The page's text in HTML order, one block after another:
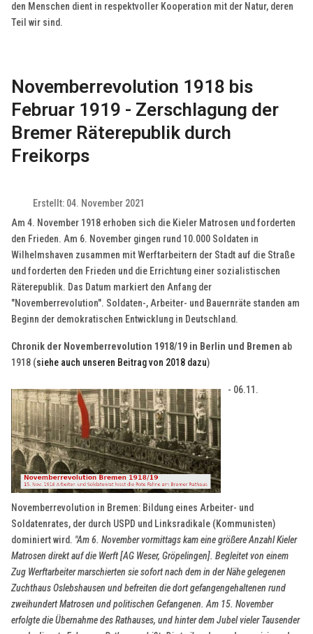
den Menschen dient in respektvoller Kooperation mit der Natur, deren
Teil wir sind.
Novemberrevolution 1918 bis
Februar 1919 - Zerschlagung der
Bremer Räterepublik durch
Freikorps
Erstellt: 04. November 2021
Am 4. November 1918 erhoben sich die Kieler Matrosen und forderten
den Frieden. Am 6. November gingen rund 10.000 Soldaten in
Wilhelmshaven zusammen mit Werftarbeitern der Stadt auf die Straße
und forderten den Frieden und die Errichtung einer sozialistischen
Räterepublik. Das Datum markiert den Anfang der
"Novemberrevolution". Soldaten-, Arbeiter- und Bauernräte standen am
Beginn der demokratischen Entwicklung in Deutschland.
Chronik der Novemberrevolution 1918/19 in Berlin und Bremen ab
1918 (siehe auch unseren Beitrag von 2018 dazu)
- 06.11.
Novemberrevolution in Bremen: Bildung eines Arbeiter- und
Soldatenrates, der durch USPD und Linksradikale (Kommunisten)
dominiert wird. "Am 6. November vormittags kam eine größere Anzahl Kieler
Matrosen direkt auf die Werft [AG Weser, Gröpelingen]. Begleitet von einem
Zug Werftarbeiter marschierten sie sofort nach dem in der Nähe gelegenen
Zuchthaus Oslebshausen und befreiten die dort gefangengehaltenen rund
zweihundert Matrosen und politischen Gefangenen. Am 15. November
erfolgte die Übernahme des Rathauses, und hinter dem Jubel vieler Tausender